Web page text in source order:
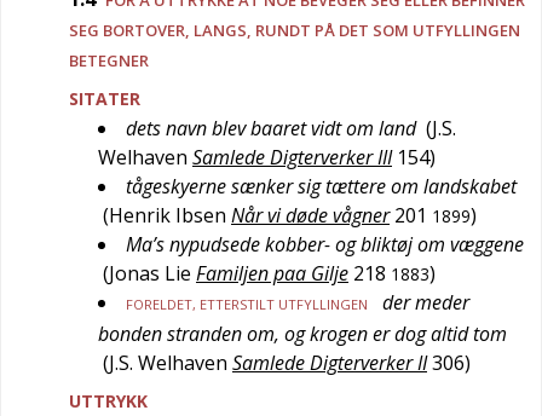
SEG BORTOVER, LANGS, RUNDT PÅ DET SOM UTFYLLINGEN
BETEGNER
SITATER
dets navn blev baaret vidt om land (J.S.
Welhaven Samlede Digterverker III 154)
tågeskyerne sænker sig tættere om landskabet
(Henrik Ibsen Når vi døde vågner 201 1899)
Ma’s nypudsede kobber- og bliktøj om væggene
(Jonas Lie Familjen paa Gilje 218 1883)
FORELDET, ETTERSTILT UTFYLLINGEN
der meder
bonden stranden om, og krogen er dog altid tom
(J.S. Welhaven Samlede Digterverker II306)
UTTRYKK